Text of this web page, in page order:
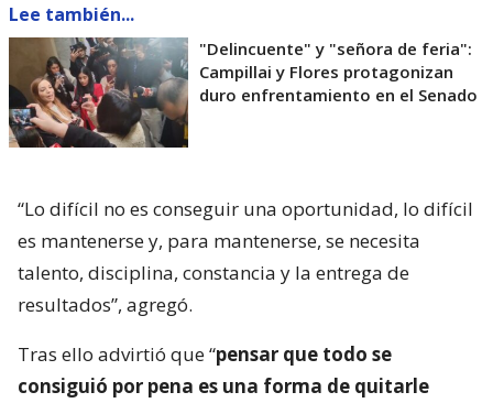
Lee también...
"Delincuente" y "señora de feria":
Campillai y Flores protagonizan
duro enfrentamiento en el Senado
“Lo difícil no es conseguir una oportunidad, lo difícil
es mantenerse y, para mantenerse, se necesita
talento, disciplina, constancia y la entrega de
resultados”, agregó.
Tras ello advirtió que “pensar que todo se
consiguió por pena es una forma de quitarle